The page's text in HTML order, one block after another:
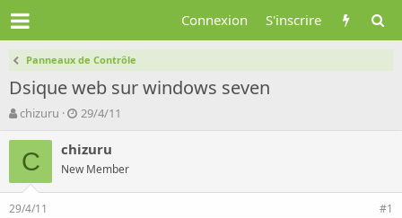
Connexion S'inscrire
Panneaux de Contrôle
Dsique web sur windows seven
A
t
e
r
d
chizuru
D
t
d
e
29/4/11
C chizuru
New Member
29/4/11 #1